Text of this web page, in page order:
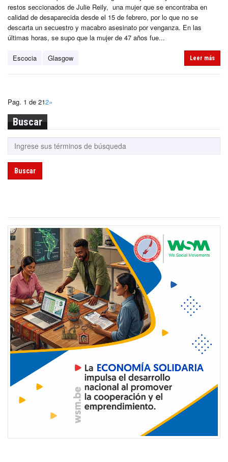
restos seccionados de Julie Reily, una mujer que se encontraba en
calidad de desaparecida desde el 15 de febrero, por lo que no se
descarta un secuestro y macabro asesinato por venganza. En las
últimas horas, se supo que la mujer de 47 años fue...
Escocia Glasgow Leer más
Pag. 1 de 212»
Buscar
Buscar